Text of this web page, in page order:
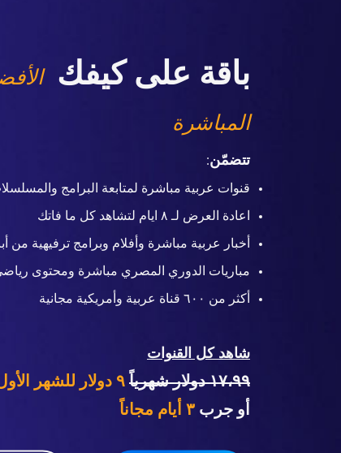
باقة على كيفك
المباشرة
تتضمّن:
قنوات عربية مباشرة لمتابعة البرامج
اعادة العرض لـ ٨ ايام لتشاهد كل ما فاتك
أخبار عربية مباشرة وأفلام وبرامج ترفيهية من
مباريات الدوري المصري مباشرة ومحتوى
أكثر من ٦٠٠ قناة عربية وأمريكية مجانية
شاهد كل القنوات
١٧،٩٩ دولار شهرياً
أو جرب ٣ أيام مجاناً